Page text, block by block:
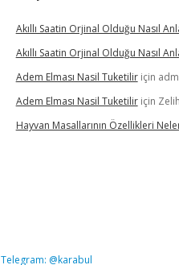
Akıllı Saatin Orjinal Olduğu Nasıl
Akıllı Saatin Orjinal Olduğu Nasıl
Adem Elması Nasil Tuketiliriçin
Adem Elması Nasil Tuketiliriçin
Hayvan Masallarının Özellikleri
Telegram: @karabul